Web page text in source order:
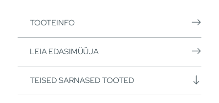
TOOTEINFO
LEIA EDASIMÜÜJA
TEISED SARNASED TOOTED